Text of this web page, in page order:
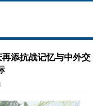
添抗战记忆与中外交